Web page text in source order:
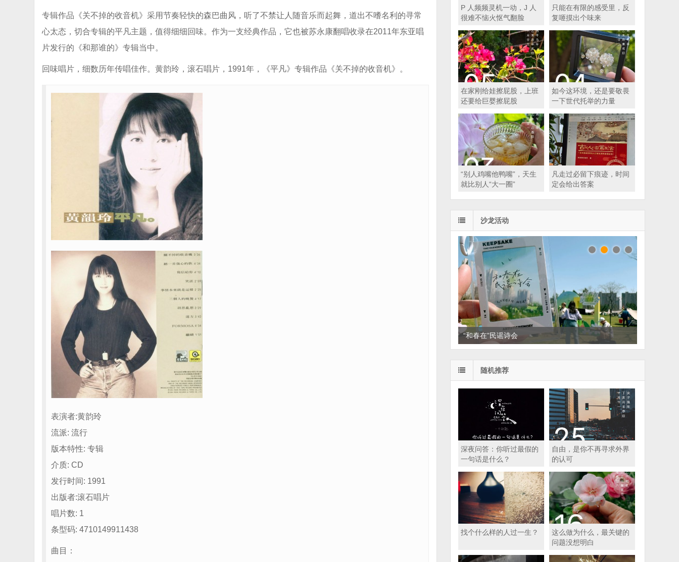
专辑作品《关不掉的收音机》采用节奏轻快的森巴曲风，听了不禁让人随音乐而起舞，道出不嗜名利的寻常
心太态，切合专辑的平凡主题，值得细细回味。作为一支经典作品，它也被苏永康翻唱收录在2011年东亚唱
片发行的《和那谁的》专辑当中。
回味唱片，细数历年传唱佳作。黄韵玲，滚石唱片，1991年，《平凡》专辑作品《关不掉的收音机》。
表演者:黄韵玲
流派: 流行
版本特性: 专辑
介质: CD
发行时间: 1991
出版者:滚石唱片
唱片数: 1
条型码: 4710149911438
曲目：
P 人频频灵机一动，J 人
很难不恼火怄气翻脸
只能在有限的感受里，反
复咂摸出个味来
在家刚给娃擦屁股，上班
还要给巨婴擦屁股
如今这环境，还是要敬畏
一下世代托举的力量
“别人鸡嘴他鸭嘴”，天生
就比别人“大一圈”
凡走过必留下痕迹，时间
定会给出答案
沙龙活动
“和春在”民谣诗会
随机推荐
深夜问答：你听过最假的
一句话是什么？
自由，是你不再寻求外界
的认可
找个什么样的人过一生？
这么做为什么，最关键的
问题没想明白